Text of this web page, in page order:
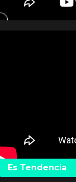
Es Tendencia